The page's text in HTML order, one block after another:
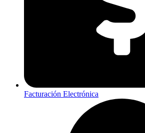
Facturación Electrónica